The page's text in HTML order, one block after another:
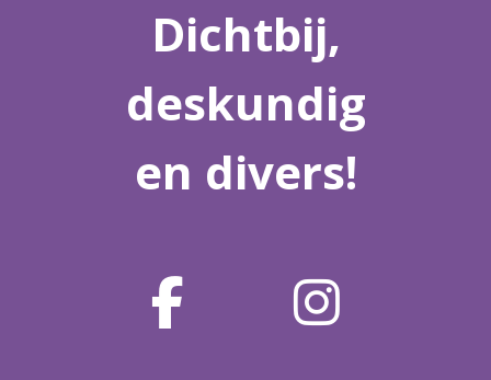
Dichtbij,
deskundig
en divers!